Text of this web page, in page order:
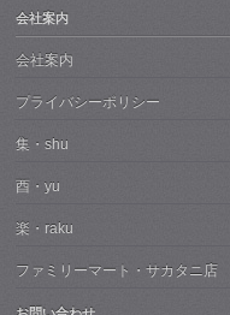
会社案内
会社案内
プライバシーポリシー
集・shu
酉・yu
楽・raku
ファミリーマート・サカタニ店